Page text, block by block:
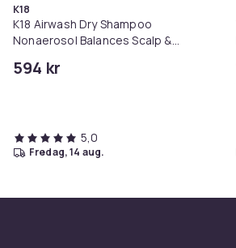
K18
K18 Airwash Dry Shampoo
Nonaerosol Balances Scalp &
594 kr
5,0
fredag, 14 aug.